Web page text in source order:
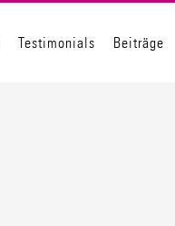
Testimonials Beiträge